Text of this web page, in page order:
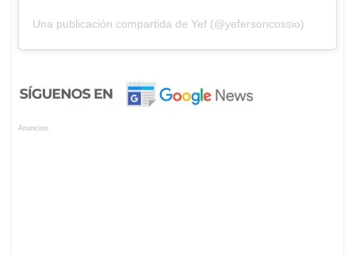
Una publicación compartida de Yef (@yefersoncossio)
Anuncios.